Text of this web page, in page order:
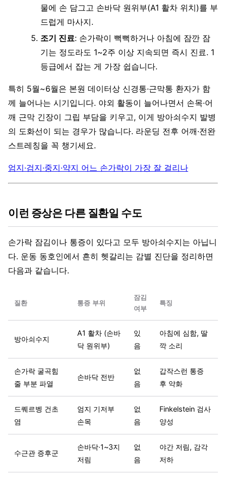
물에 손 담그고 손바닥 원위부(A1 활차 위치)를 부
드럽게 마사지.
조기 진료: 손가락이 뻑뻑하거나 아침에 잠깐 잠
기는 정도라도 1~2주 이상 지속되면 즉시 진료. 1
등급에서 잡는 게 가장 쉽습니다.
특히 5월~6월은 본원 데이터상 신경통·근막통 환자가 함
께 늘어나는 시기입니다. 야외 활동이 늘어나면서 손목·어
깨 근막 긴장이 그립 부담을 키우고, 이게 방아쇠수지 발병
의 도화선이 되는 경우가 많습니다. 라운딩 전후 어깨·전완
스트레칭을 꼭 챙기세요.
엄지·검지·중지·약지 어느 손가락이 가장 잘 걸리나
이런 증상은 다른 질환일 수도
손가락 잠김이나 통증이 있다고 모두 방아쇠수지는 아닙니
다. 운동 동호인에서 흔히 헷갈리는 감별 진단을 정리하면
다음과 같습니다.
질환 통증 부위
잠김
여부
특징
방아쇠수지
A1 활차 (손바
닥 원위부)
있
음
아침에 심함, 딸
깍 소리
손가락 굴곡힘
줄 부분 파열
손바닥 전반
없
음
갑작스런 통증
후 약화
드퀘르벵 건초
염
엄지 기저부
손목
없
음
Finkelstein 검사
양성
수근관 증후군
손바닥·1~3지
저림
없
음
야간 저림, 감각
저하